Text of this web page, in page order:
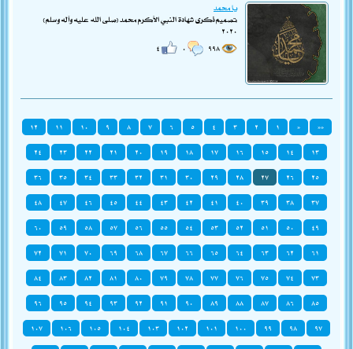
يا محمد
تصميم ذكرى شهادة النبي الأكرم محمد (صلى الله عليه وآله وسلم)
٢٠٢٠
««
« ١ ٢ ٣ ٤ ٥ ٦ ٧ ٨ ٩ ١٠ ١١
١٢
١٣
١٤ ١٥ ١٦ ١٧ ١٨ ١٩ ٢٠ ٢١ ٢٢ ٢٣
٢٤
٢٥
٢٦ ٢٧ ٢٨ ٢٩ ٣٠ ٣١ ٣٢ ٣٣ ٣٤ ٣٥
٣٦
٣٧
٣٨ ٣٩ ٤٠ ٤١ ٤٢ ٤٣ ٤٤ ٤٥ ٤٦ ٤٧
٤٨
٤٩
٥٠ ٥١ ٥٢ ٥٣ ٥٤ ٥٥ ٥٦ ٥٧ ٥٨ ٥٩
٦٠
٦١
٦٢ ٦٣ ٦٤ ٦٥ ٦٦ ٦٧ ٦٨ ٦٩ ٧٠ ٧١
٧٢
٧٣
٧٤ ٧٥ ٧٦ ٧٧ ٧٨ ٧٩ ٨٠ ٨١ ٨٢ ٨٣
٨٤
٨٥
٨٦ ٨٧ ٨٨ ٨٩ ٩٠ ٩١ ٩٢ ٩٣ ٩٤ ٩٥
٩٦
٩٧
٩٨ ٩٩ ١٠٠ ١٠١ ١٠٢ ١٠٣ ١٠٤ ١٠٥ ١٠٦
١٠٧